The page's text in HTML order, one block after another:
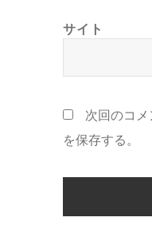
サイト
次回のコ
を保存する。